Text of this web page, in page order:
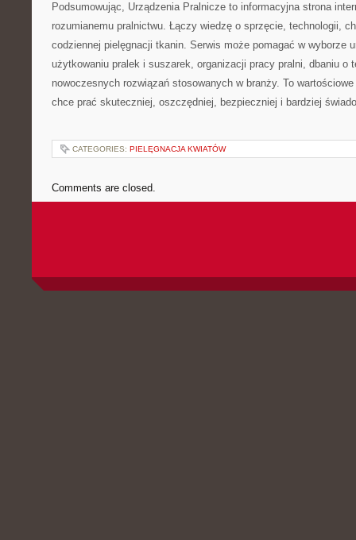
Podsumowując, Urządzenia Pralnicze to informacyjna strona
rozumianemu pralnictwu. Łączy wiedzę o sprzęcie, technologii,
codziennej pielęgnacji tkanin. Serwis może pomagać w wyborze
użytkowaniu pralek i suszarek, organizacji pracy pralni, dbaniu o
nowoczesnych rozwiązań stosowanych w branży. To
chce prać skuteczniej, oszczędniej, bezpieczniej i bardziej
CATEGORIES: PIELĘGNACJA KWIATÓW
Comments are closed.